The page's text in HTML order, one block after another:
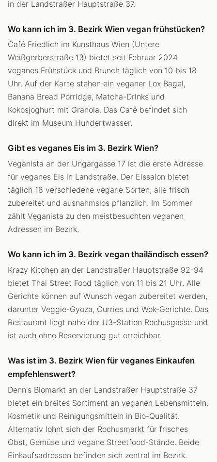
in der Landstraßer Hauptstraße 37.
Wo kann ich im 3. Bezirk Wien vegan frühstücken?
Café Friedlich im Kunsthaus Wien (Untere
Weißgerberstraße 13) bietet seit Februar 2024
veganes Frühstück und Brunch täglich von 10 bis 18
Uhr. Auf der Karte stehen ein veganer Lox Bagel,
Banana Bread Porridge, Matcha-Drinks und
Kokosjoghurt mit Granola. Das Café befindet sich
direkt im Museum Hundertwasser.
Gibt es veganes Eis im 3. Bezirk Wien?
Veganista an der Ungargasse 17 ist die erste Adresse
für veganes Eis in Landstraße. Der Eissalon bietet
täglich 18 verschiedene vegane Sorten, alle frisch
zubereitet und ausnahmslos pflanzlich. Im Sommer
zählt Veganista zu den meistbesuchten veganen
Adressen im Bezirk.
Wo kann ich im 3. Bezirk vegan thailändisch essen?
Krazy Kitchen an der Landstraßer Hauptstraße 92-94
bietet Thai Street Food täglich von 11 bis 21 Uhr. Alle
Gerichte können auf Wunsch vegan zubereitet werden,
darunter Veggie-Gyoza, Curries und Wok-Gerichte. Das
Restaurant liegt nahe der U3-Station Rochusgasse und
ist auch ohne Reservierung gut erreichbar.
Was ist im 3. Bezirk Wien für veganes Einkaufen
empfehlenswert?
Denn's Biomarkt an der Landstraßer Hauptstraße 37
bietet ein breites Sortiment an veganen Lebensmitteln,
Kosmetik und Reinigungsmitteln in Bio-Qualität.
Alternativ lohnt sich der Rochusmarkt für frisches
Obst, Gemüse und vegane Streetfood-Stände. Beide
Einkaufsadressen befinden sich zentral im Bezirk.